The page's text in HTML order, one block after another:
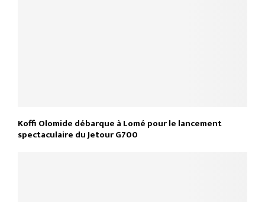
Koffi Olomide débarque à Lomé pour le lancement
spectaculaire du Jetour G700